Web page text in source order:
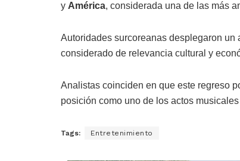
y América, considerada una de las más
Autoridades surcoreanas desplegaron
considerado de relevancia cultural y
Analistas coinciden en que este regreso
posición como uno de los actos
Tags: Entretenimiento